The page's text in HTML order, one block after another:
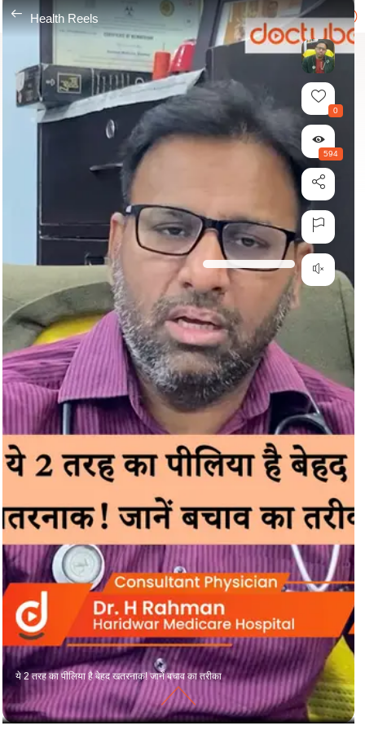
---
Health Reels
ये 2 तरह का पीलिया है बेहद खतरनाक! जानें बचाव का तरीका
0
594